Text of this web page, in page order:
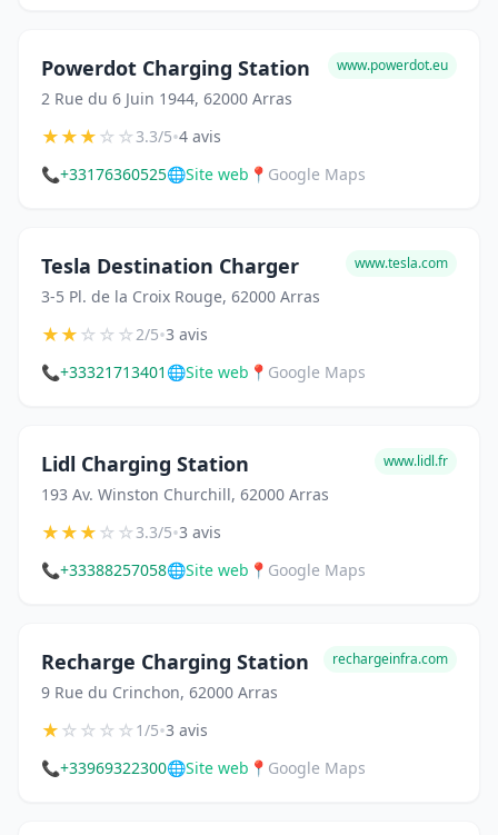
Powerdot Charging Station
2 Rue du 6 Juin 1944, 62000 Arras
www.powerdot.eu
★★★☆☆3.3/5•4 avis
📞+33176360525🌐Site web 📍 Google Maps
Tesla Destination Charger
3-5 Pl. de la Croix Rouge, 62000 Arras
www.tesla.com
★★☆☆☆2/5•3 avis
📞+33321713401 🌐Site web 📍 Google Maps
Lidl Charging Station
193 Av. Winston Churchill, 62000 Arras
www.lidl.fr
★★★☆☆3.3/5•3 avis
📞+33388257058🌐Site web 📍 Google Maps
Recharge Charging Station
9 Rue du Crinchon, 62000 Arras
rechargeinfra.com
★☆☆☆☆1/5•3 avis
📞+33969322300🌐Site web 📍 Google Maps